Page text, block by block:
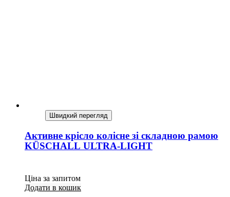
Швидкий перегляд
Активне крісло колісне зі складною рамою
KÜSCHALL ULTRA-LIGHT
Ціна за запитом
Додати в кошик